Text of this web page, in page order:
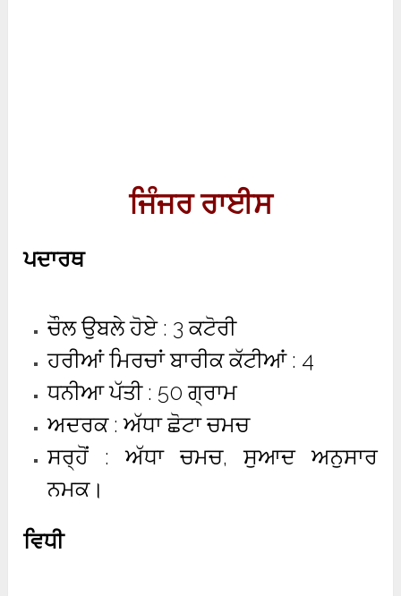
ਜਿੰਜਰ ਰਾਈਸ
ਪਦਾਰਥ
ਚੌਲ ਉਬਲੇ ਹੋਏ : 3 ਕਟੋਰੀ
ਹਰੀਆਂ ਮਿਰਚਾਂ ਬਾਰੀਕ ਕੱਟੀਆਂ : 4
ਧਨੀਆ ਪੱਤੀ : 50 ਗ੍ਰਾਮ
ਅਦਰਕ : ਅੱਧਾ ਛੋਟਾ ਚਮਚ
ਸਰ੍ਹੋਂ : ਅੱਧਾ ਚਮਚ, ਸੁਆਦ ਅਨੁਸਾਰ
ਨਮਕ।
ਵਿਧੀ